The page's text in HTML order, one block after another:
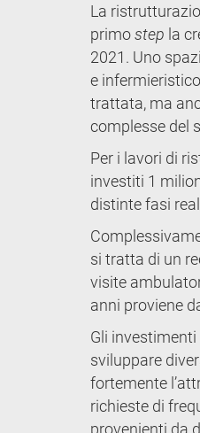
La
primostep la
2021. Uno
e
trattata, ma
complesse del
Per i lavori di
investiti 1
distinte fasi
si tratta di un
visite
anni proviene
Gli
sviluppare
fortemente
richieste di
provenienti da